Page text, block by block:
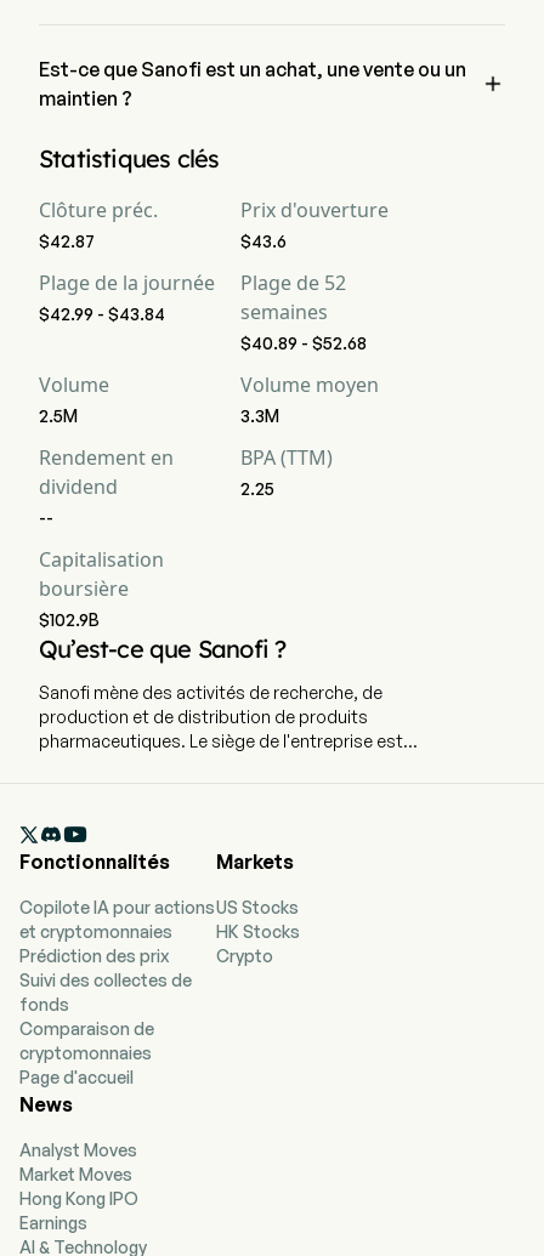
Est-ce que Sanofi est un achat, une vente ou un
maintien ?

notations d'analystes pour Sanofi, y compris 9 achat fort, 12
Statistiques clés
Clôture préc.
$42.87
Prix d'ouverture
$43.6
Plage de la journée
$42.99 - $43.84
Plage de 52
semaines
$40.89 - $52.68
Volume
2.5M
Volume moyen
3.3M
Rendement en
dividend
--
BPA (TTM)
2.25
Capitalisation
boursière
$102.9B
Qu’est-ce que Sanofi ?
Sanofi mène des activités de recherche, de
production et de distribution de produits
pharmaceutiques. Le siège de l'entreprise est
le 1er juillet 2002. Elle se concentre sur les
besoins des patients et développe des
activités de recherche, développement,
fabrication et commercialisation. Ses trois
segments d'activité sont : les Produits
pharmaceutiques, la Santé grand public (CHC)
et les Vaccins. Les Produits pharmaceutiques
comprennent : l'Immunologie, la Sclérose en
plaques/Neurologie, l'Oncologie, les Maladies
rares, les Troubles sanguins rares, la
Cardiologie, le Diabète, les Médicaments sur
comprend, pour l'ensemble des territoires
géographiques, les activités commerciales de
Sanofi Pasteur, ainsi que les activités de
recherche, développement et production
dédiées aux vaccins. Le segment CHC

Fonctionnalités
Copilote IA pour actions
et cryptomonnaies
Prédiction des prix
Suivi des collectes de
fonds
Comparaison de
cryptomonnaies
Page d'accueil
Markets
US Stocks
HK Stocks
Crypto
News
Analyst Moves
Market Moves
Hong Kong IPO
Earnings
AI & Technology